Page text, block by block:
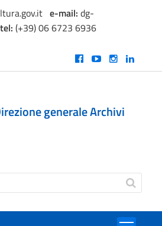
e-mail: dg-
tel: (+39) 06 6723 6936
generale Archivi